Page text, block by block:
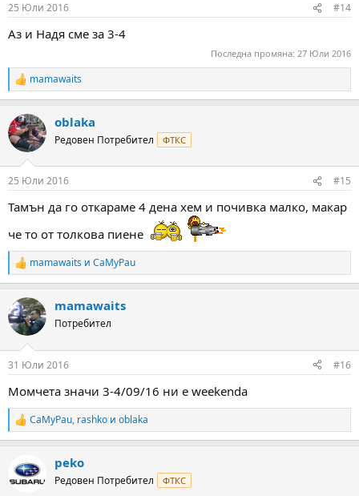
s
25 Юли 2016 #14
Аз и Надя сме за 3-4
Последна промяна: 27 Юли 2016
R
e
c
t
i
s
mamawaits
oblaka
Редовен Потребител ФТКС
25 Юли 2016 #15
Тамън да го откараме 4 дена хем и почивка малко, макар
че то от толкова пиене
R
e
c
t
i
s
mamawaits и CaMyPau
mamawaits
Потребител
31 Юли 2016 #16
Момчета значи 3-4/09/16 ни е weekenda
R
e
c
t
i
CaMyPau, rashko и oblaka
peko
Редовен Потребител ФТКС